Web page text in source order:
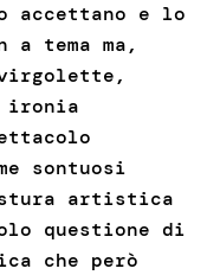
accettano e lo
a tema ma,
ironia
sontuosi
artistica
questione di
che però